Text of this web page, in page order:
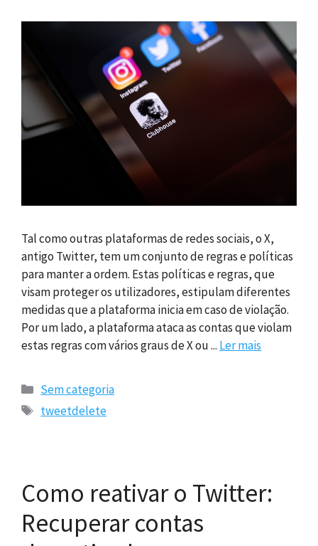
Tal como outras plataformas de redes sociais, o X,
antigo Twitter, tem um conjunto de regras e políticas
para manter a ordem. Estas políticas e regras, que
visam proteger os utilizadores, estipulam diferentes
medidas que a plataforma inicia em caso de violação.
Por um lado, a plataforma ataca as contas que violam
estas regras com vários graus de X ou ... Ler mais
Categorias
Sem categoria
Etiquetas
tweetdelete
Como reativar o Twitter:
Recuperar contas